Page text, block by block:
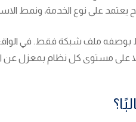
يعتمد على نوع الخدمة، ونمط
بوصفه ملف شبكة فقط. في
على مستوى كل نظام بمعزل عن